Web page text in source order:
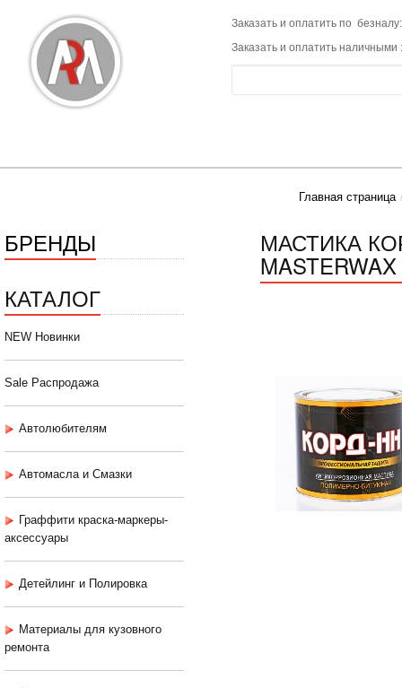
Заказать и оплатить по
Заказать и оплатить наличными
Главная страница
БРЕНДЫ
КАТАЛОГ
NEW Новинки
Sale Распродажа
Автолюбителям
Автомасла и Смазки
Граффити краска-маркеры-
аксессуары
Детейлинг и Полировка
Материалы для кузовного
ремонта
МАСТИКА